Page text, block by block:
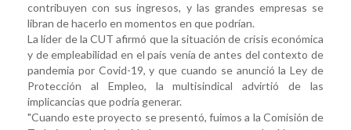
contribuyen con sus ingresos, y las grandes empresas se
libran de hacerlo en momentos en que podrían.
La líder de la CUT afirmó que la situación de crisis económica
y de empleabilidad en el país venía de antes del contexto de
pandemia por Covid-19, y que cuando se anunció la Ley de
Protección al Empleo, la multisindical advirtió de las
implicancias que podría generar.
"Cuando este proyecto se presentó, fuimos a la Comisión de